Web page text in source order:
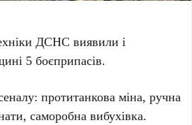
ДСНС виявили і
5 боєприпасів.
протитанкова міна, ручна
саморобна вибухівка.